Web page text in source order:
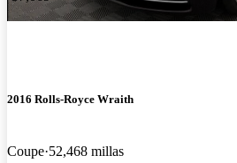
2016 Rolls-Royce Wraith
Coupe 52,468 millas